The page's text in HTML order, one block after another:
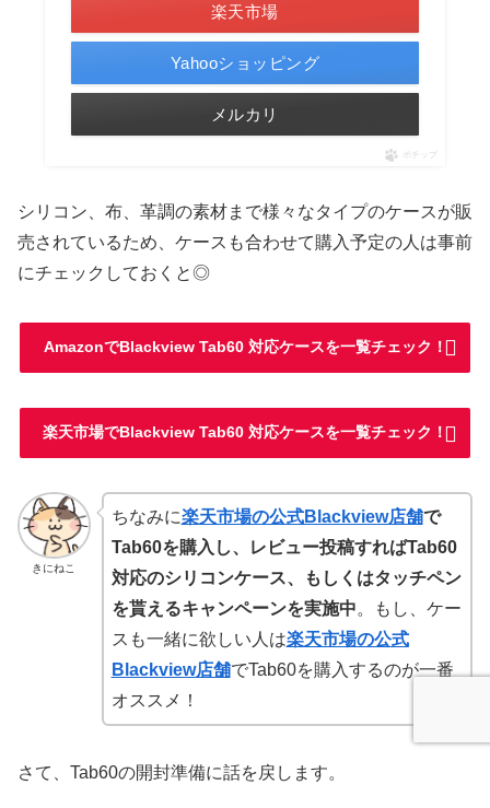
楽天市場
Yahooショッピング
メルカリ
ポチップ
シリコン、布、革調の素材まで様々なタイプのケースが販
売されているため、ケースも合わせて購入予定の人は事前
にチェックしておくと◎
AmazonでBlackview Tab60 対応ケースを一覧チェック！
楽天市場でBlackview Tab60 対応ケースを一覧チェック！
きにねこ
ちなみに楽天市場の公式Blackview店舗で
Tab60を購入し、レビュー投稿すればTab60
対応のシリコンケース、もしくはタッチペン
を貰えるキャンペーンを実施中。もし、ケー
スも一緒に欲しい人は楽天市場の公式
Blackview店舗でTab60を購入するのが一番
オススメ！
さて、Tab60の開封準備に話を戻します。